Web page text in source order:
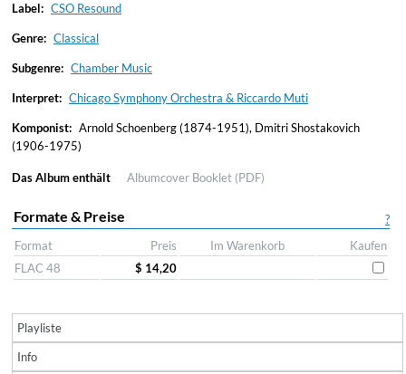
Label: CSO Resound
Genre: Classical
Subgenre: Chamber Music
Interpret: Chicago Symphony Orchestra & Riccardo Muti
Komponist: Arnold Schoenberg (1874-1951), Dmitri Shostakovich
(1906-1975)
Das Album enthält Albumcover Booklet (PDF)
?
Formate & Preise
Format Preis Im Warenkorb
Kaufen
FLAC 48
$ 14,20
Playliste
Info